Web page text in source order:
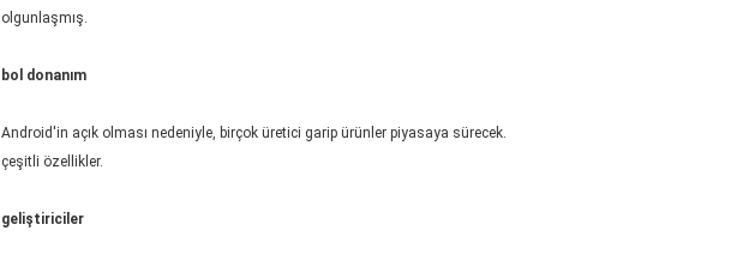
olgunlaşmış.
bol donanım
Android'in açık olması nedeniyle, birçok üretici garip ürünler piyasaya sürecek.
çeşitli özellikler.
geliştiriciler